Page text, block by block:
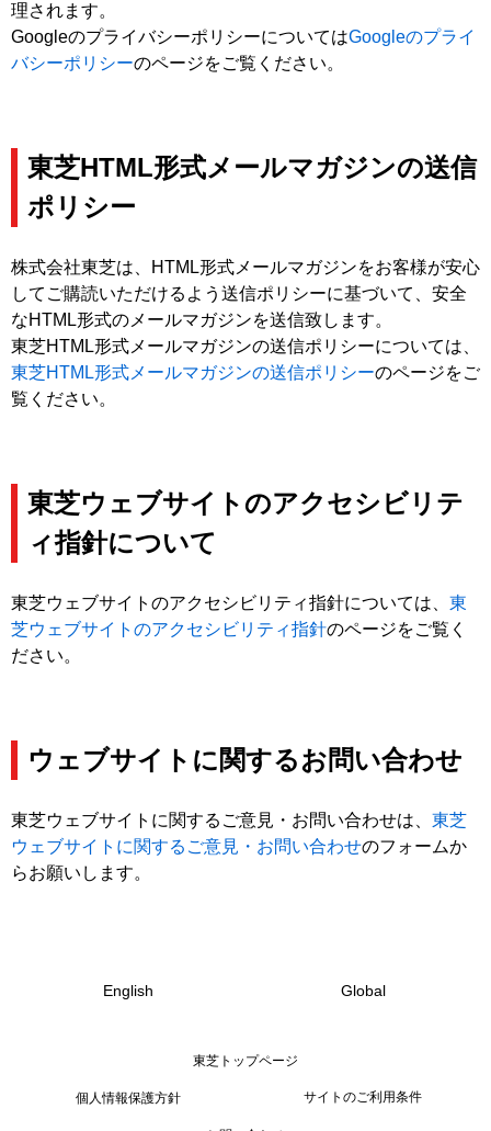
理されます。
GoogleのプライバシーポリシーについてはGoogleのプライ
バシーポリシーのページをご覧ください。
東芝HTML形式メールマガジンの送信
ポリシー
株式会社東芝は、HTML形式メールマガジンをお客様が安心
してご購読いただけるよう送信ポリシーに基づいて、安全
なHTML形式のメールマガジンを送信致します。
東芝HTML形式メールマガジンの送信ポリシーについては、
東芝HTML形式メールマガジンの送信ポリシーのページをご
覧ください。
東芝ウェブサイトのアクセシビリテ
ィ指針について
東芝ウェブサイトのアクセシビリティ指針については、 東
芝ウェブサイトのアクセシビリティ指針のページをご覧く
ださい。
ウェブサイトに関するお問い合わせ
東芝ウェブサイトに関するご意見・お問い合わせは、 東芝
ウェブサイトに関するご意見・お問い合わせのフォームか
らお願いします。
English Global
東芝トップページ
個人情報保護方針 サイトのご利用条件